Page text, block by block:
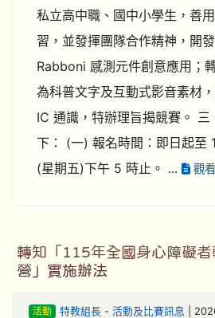
私立高中職、國中小學生，善
習，並發揮團隊合作精神，開
Rabboni 感測元件創意應用；
為科普文字及互動式影音素材
IC 通識，特辦理旨揭競賽。 三
下： (一) 報名時間：即日起至
(星期五)下午 5 時止。 ...
觀
轉知「115年全國身心障礙
營」實施辦法
活動 特教組長- 活動及比賽訊息 |